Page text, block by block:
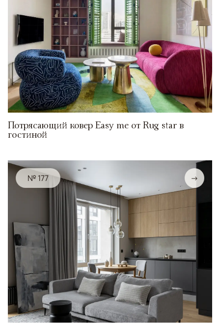
Потрясающий ковер Easy me от Rug star в
гостиной
№ 177 →